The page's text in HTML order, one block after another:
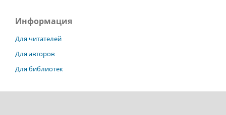
Информация
Для читателей
Для авторов
Для библиотек